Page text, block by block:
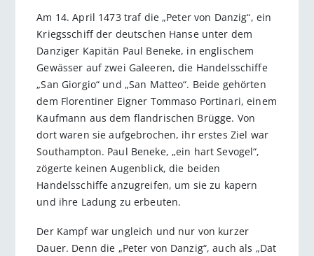
Am 14. April 1473 traf die „Peter von Danzig“, ein
Kriegsschiff der deutschen Hanse unter dem
Danziger Kapitän Paul Beneke, in englischem
Gewässer auf zwei Galeeren, die Handelsschiffe
„San Giorgio“ und „San Matteo“. Beide gehörten
dem Florentiner Eigner Tommaso Portinari, einem
Kaufmann aus dem flandrischen Brügge. Von
dort waren sie aufgebrochen, ihr erstes Ziel war
Southampton. Paul Beneke, „ein hart Sevogel“,
zögerte keinen Augenblick, die beiden
Handelsschiffe anzugreifen, um sie zu kapern
und ihre Ladung zu erbeuten.
Der Kampf war ungleich und nur von kurzer
Dauer. Denn die „Peter von Danzig“, auch als „Dat